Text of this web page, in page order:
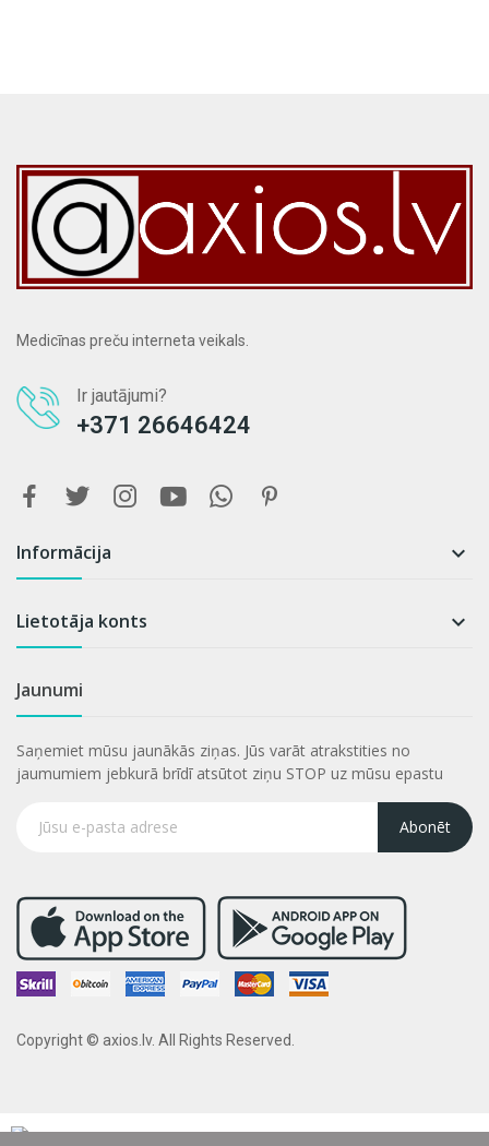
Medicīnas preču interneta veikals.
Ir jautājumi?
+371 26646424
Informācija 
Lietotāja konts 
Jaunumi
Saņemiet mūsu jaunākās ziņas. Jūs varāt atrakstities no
jaumumiem jebkurā brīdī atsūtot ziņu STOP uz mūsu epastu
Abonēt
Copyright © axios.lv. All Rights Reserved.